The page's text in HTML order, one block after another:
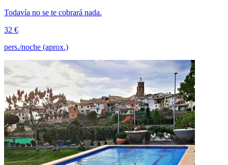
Todavía no se te cobrará nada.
32 €
pers./noche (aprox.)